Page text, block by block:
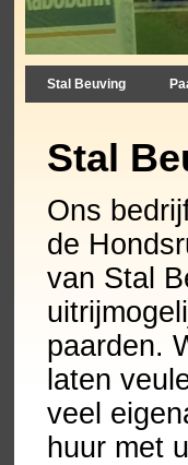
Stal Beuving
Stal
Ons
de
van Stal
paarden.
laten
veel
huur met